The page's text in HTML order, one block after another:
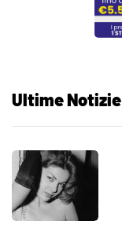
Ultime Notizie